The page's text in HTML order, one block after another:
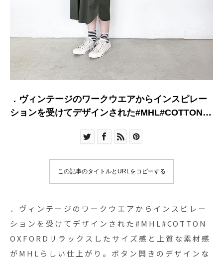
．ヴィンテージのワークウエアからインスピレー
ションを受けてデザインされた#MHL#COTTON
がMHLらしい仕上がり。ボタン開きのデザインな
#MHL#COTTON OXFORD#ワークウエアこの記事のタイトルとURLをコピーする
．ヴィンテージのワークウエアからインスピレー
ションを受けてデザインされた#MHL#COTTON
OXFORDリラックスしたサイズ感と上質な素材感
がMHLらしい仕上がり。ボタン開きのデザインな